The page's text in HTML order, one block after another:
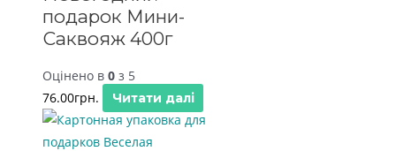
подарок Мини-
Саквояж 400г
Оцінено в 0 з 5
76.00грн. Читати далі